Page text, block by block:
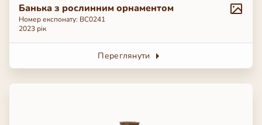
Банька з рослинним орнаментом
Номер експонату: ВС0241
2023 рік
Переглянути